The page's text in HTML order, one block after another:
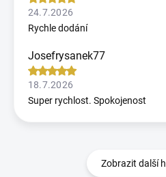
24.7.2026
Rychle dodání
Josefrysanek77
18.7.2026
Super rychlost. Spokojenost
Zobrazit další